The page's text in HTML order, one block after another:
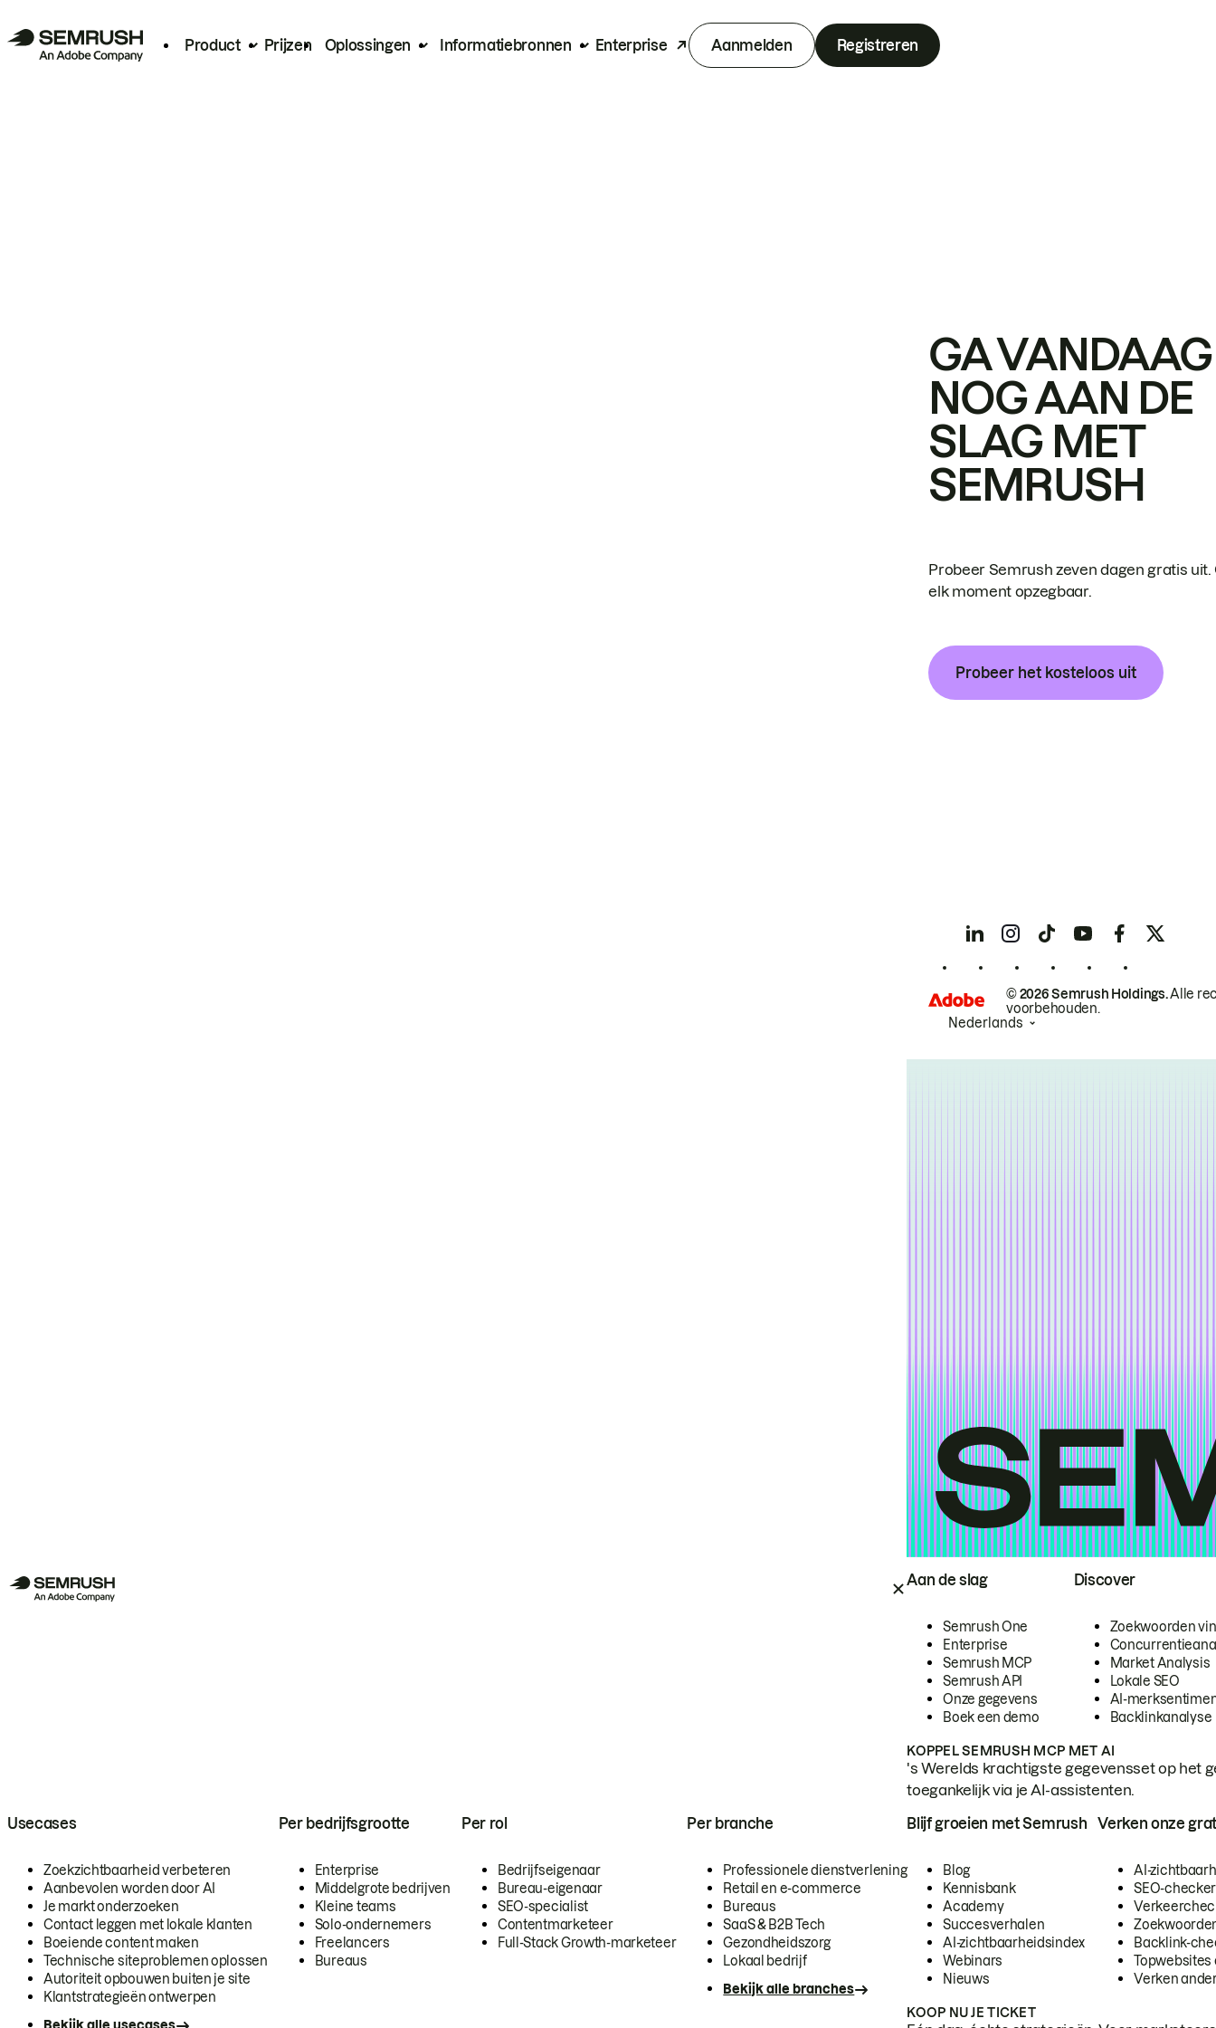
Product Prijzen Oplossingen Informatiebronnen Enterprise Aanmelden Registreren
Aan de slag
Semrush One
Enterprise
Semrush MCP
Semrush API
Onze gegevens
Boek een demo
Discover
Zoekwoorden
Market Analysis
Lokale SEO
AI-
Backlinkanalyse
KOPPEL SEMRUSH MCP MET AI
's Werelds krachtigste gegevensset op het
toegankelijk via je AI-assistenten.
Usecases
Zoekzichtbaarheid verbeteren
Aanbevolen worden door AI
Je markt onderzoeken
Contact leggen met lokale klanten
Boeiende content maken
Technische siteproblemen oplossen
Autoriteit opbouwen buiten je site
Klantstrategieën ontwerpen
Per bedrijfsgrootte
Enterprise
Middelgrote bedrijven
Kleine teams
Solo-ondernemers
Freelancers
Bureaus
Per rol
Bedrijfseigenaar
Bureau-eigenaar
SEO-specialist
Contentmarketeer
Full-Stack Growth-marketeer
Per branche
Professionele dienstverlening
Retail en e-commerce
Bureaus
SaaS & B2B Tech
Gezondheidszorg
Lokaal bedrijf
Bekijk alle branches
Blijf groeien met Semrush
Blog
Kennisbank
Academy
Succesverhalen
AI-zichtbaarheidsindex
Webinars
Nieuws
Verken onze
AI-
SEO-checker
Backlink-
Topwebsites
Verken
KOOP NU JE TICKET
GA VANDAAG
NOG AAN DE
SLAG MET
SEMRUSH
Probeer Semrush zeven dagen gratis uit.
elk moment opzegbaar.
Probeer het kosteloos uit
© 2026 Semrush Holdings.Alle
voorbehouden.
Nederlands